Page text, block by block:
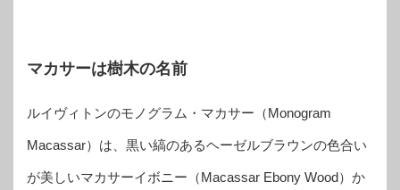
マカサーは樹木の名前
ルイヴィトンのモノグラム・マカサー（Monogram
Macassar）は、黒い縞のあるヘーゼルブラウンの色合い
が美しいマカサーイボニー（Macassar Ebony Wood）か